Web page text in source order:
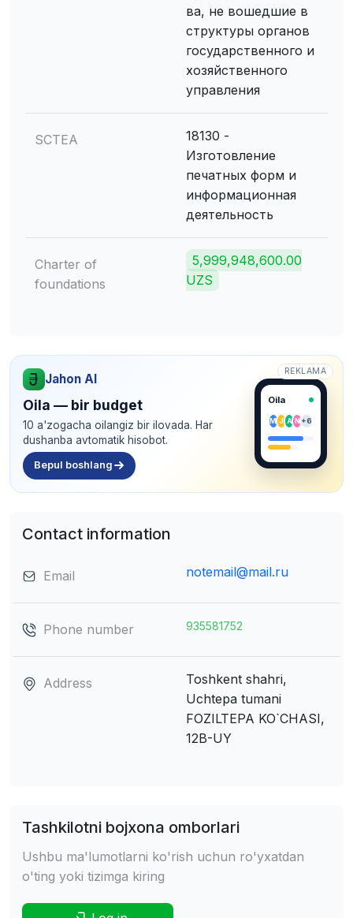
ва, не вошедшие в
структуры органов
государственного и
хозяйственного
управления
SCTEA
18130 -
Изготовление
печатных форм и
информационная
деятельность
Charter of
foundations
5,999,948,600.00
UZS
REKLAMA
Jahon AI
Oila — bir budget
10 a'zogacha oilangiz bir ilovada. Har
dushanba avtomatik hisobot.
Bepul boshlang
Oila
M J A N+6
Contact information
Email notemail@mail.ru
Phone number 935581752
Address
Toshkent shahri,
Uchtepa tumani
FOZILTEPA KO`CHASI,
12B-UY
Tashkilotni bojxona omborlari
Ushbu ma'lumotlarni ko'rish uchun ro'yxatdan
o'ting yoki tizimga kiring